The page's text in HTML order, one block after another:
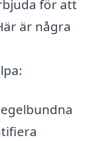
för att
är några